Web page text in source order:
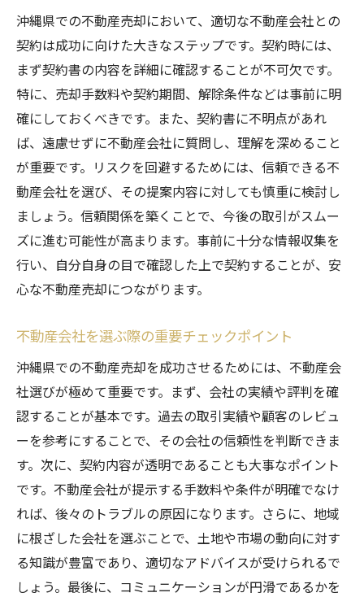
沖縄県での不動産売却において、適切な不動産会社との
契約は成功に向けた大きなステップです。契約時には、
まず契約書の内容を詳細に確認することが不可欠です。
特に、売却手数料や契約期間、解除条件などは事前に明
確にしておくべきです。また、契約書に不明点があれ
ば、遠慮せずに不動産会社に質問し、理解を深めること
が重要です。リスクを回避するためには、信頼できる不
動産会社を選び、その提案内容に対しても慎重に検討し
ましょう。信頼関係を築くことで、今後の取引がスムー
ズに進む可能性が高まります。事前に十分な情報収集を
行い、自分自身の目で確認した上で契約することが、安
心な不動産売却につながります。
不動産会社を選ぶ際の重要チェックポイント
沖縄県での不動産売却を成功させるためには、不動産会
社選びが極めて重要です。まず、会社の実績や評判を確
認することが基本です。過去の取引実績や顧客のレビュ
ーを参考にすることで、その会社の信頼性を判断できま
す。次に、契約内容が透明であることも大事なポイント
です。不動産会社が提示する手数料や条件が明確でなけ
れば、後々のトラブルの原因になります。さらに、地域
に根ざした会社を選ぶことで、土地や市場の動向に対す
る知識が豊富であり、適切なアドバイスが受けられるで
しょう。最後に、コミュニケーションが円滑であるかを